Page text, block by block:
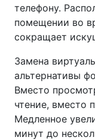
телефону.
помещении во
сокращает
Замена
альтернативы
Вместо
чтение, вместо
Медленное
минут до